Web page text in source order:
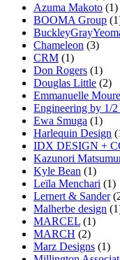
Azuma Makoto (1)
BOOMA Group
Chameleon (3)
CRM (1)
Don Rogers (1)
Douglas Little (2)
Emmanuelle
Engineering by 1/
Ewa Smuga (1)
Harlequin Design
IDX DESIGN +
Kazunori
Kyle Bean (1)
Leïla Menchari (1)
Lernert & Sander
Malherbe design
MARCEL (1)
MARCH (2)
Marz Designs (1)